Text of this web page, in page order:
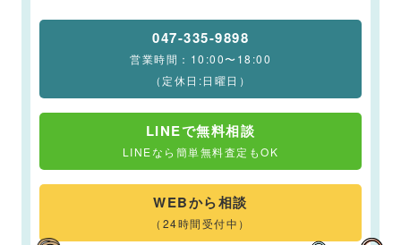
047-335-9898
営業時間：10:00〜18:00
（定休日:日曜日）
LINEで無料相談
LINEなら簡単無料査定もOK
WEBから相談
（24時間受付中）